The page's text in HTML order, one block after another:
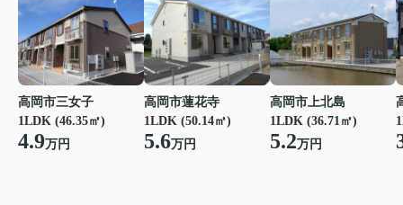
高岡市三女子
1LDK (46.35㎡)
4.9万円
高岡市蓮花寺
1LDK (50.14㎡)
5.6万円
高岡市上北島
1LDK (36.71㎡)
5.2万円